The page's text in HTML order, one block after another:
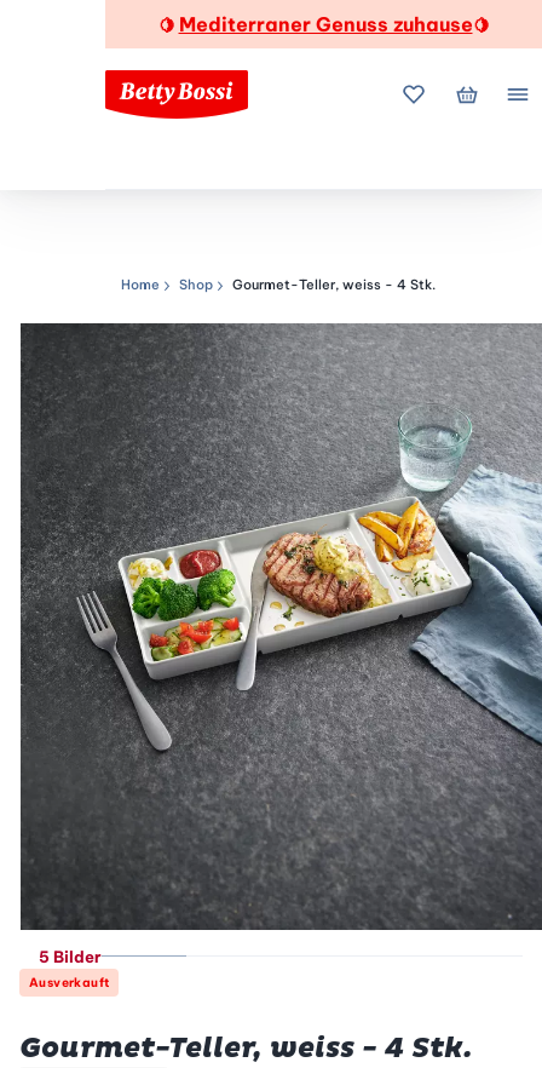
🍋 Mediterraner Genuss zuhause🍋
MeineMein
Navigationspfad
Home Shop Gourmet-Teller, weiss - 4 Stk.
5 Bilder
Ausverkauft
Gourmet-Teller, weiss - 4 Stk.